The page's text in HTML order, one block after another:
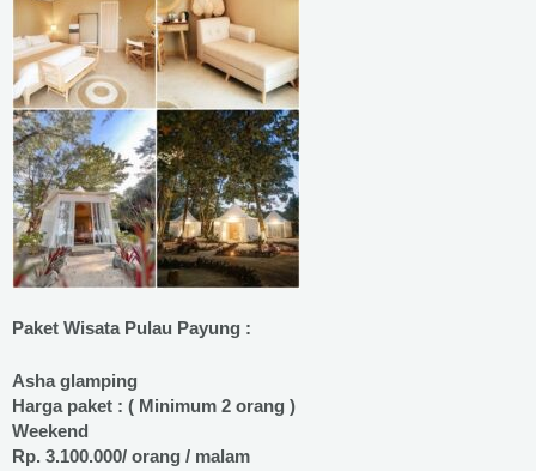
Paket Wisata Pulau Payung :
Asha glamping
Harga paket : ( Minimum 2 orang )
Weekend
Rp. 3.100.000/ orang / malam